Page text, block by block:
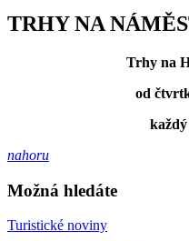
TRHY NA
Trhy na
od
nahoru
Možná hledáte
Turistické noviny